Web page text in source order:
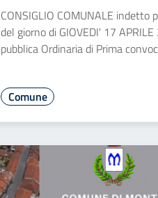
CONSIGLIO COMUNALE indetto
del giorno di GIOVEDI' 17
pubblica Ordinaria di Prima
Comune